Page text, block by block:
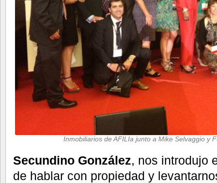
Inmobiliarios de AFILIa junto a Mike Selvaggio y
Secundino González, nos introdujo
de hablar con propiedad y